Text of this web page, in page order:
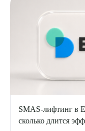
SMAS-лифтинг в
сколько длится